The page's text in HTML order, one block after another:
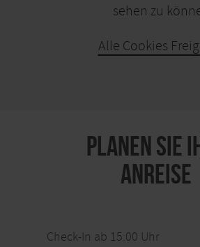
sehen zu
Alle Cookies
PLANEN SIE
ANREISE
Check-In ab 15:00 Uhr